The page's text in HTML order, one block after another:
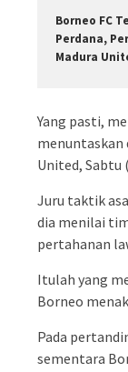
Borneo FC
Perdana,
Madura
Yang pasti,
menuntaskan
United, Sabtu
Juru taktik
dia menilai
pertahanan
Itulah yang
Borneo
Pada
sementara